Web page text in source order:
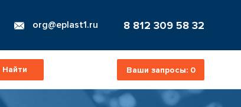
org@eplast1.ru 8 812 309 58 32
Ваши запросы: 0